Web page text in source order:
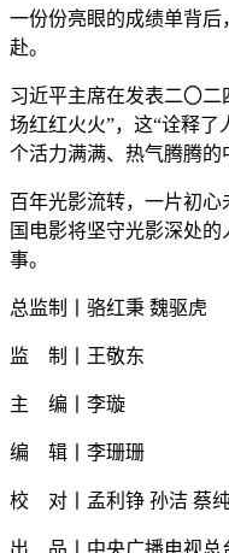
一份份亮眼的成绩单背
赴。
习近平主席在发表二〇
场红红火火”，这“诠释
个活力满满、热气腾腾的
百年光影流转，一片初
国电影将坚守光影深处
事。
总监制丨骆红秉 魏驱虎
监 制丨王敬东
主 编丨李璇
编 辑丨李珊珊
校 对丨孟利铮 孙洁 蔡